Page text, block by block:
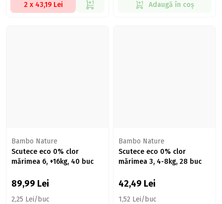
2 x 43,19 Lei Adaugă în coș
Bambo Nature
Scutece eco 0% clor
mărimea 6, +16kg, 40 buc
89,99 Lei
2,25 Lei/buc
Bambo Nature
Scutece eco 0% clor
mărimea 3, 4-8kg, 28 buc
42,49 Lei
1,52 Lei/buc